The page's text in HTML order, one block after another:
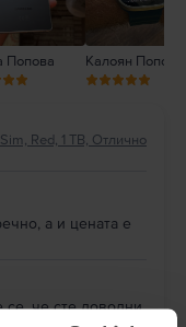
Попова Калоян Попов
Red, 1 TB, Отлично
а и цената е
се, че сте доволни